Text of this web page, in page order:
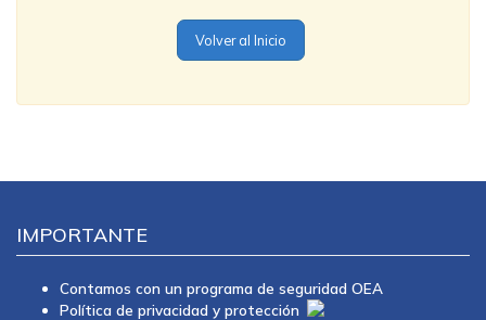
Volver al Inicio
IMPORTANTE
Contamos con un programa de seguridad OEA
Política de privacidad y protección